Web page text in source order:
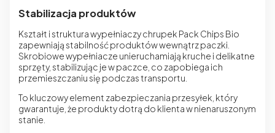
Stabilizacja produktów
Kształt i struktura wypełniaczy chrupek Pack Chips Bio
zapewniają stabilność produktów wewnątrz paczki.
Skrobiowe wypełniacze unieruchamiają kruche i delikatne
sprzęty, stabilizując je w paczce, co zapobiega ich
przemieszczaniu się podczas transportu.
To kluczowy element zabezpieczania przesyłek, który
gwarantuje, że produkty dotrą do klienta w nienaruszonym
stanie.